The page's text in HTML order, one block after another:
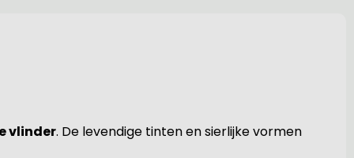
vlinder. De levendige tinten en sierlijke vormen